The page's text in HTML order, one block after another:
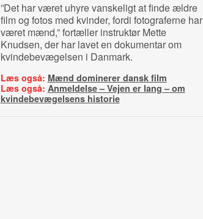
”Det har været uhyre vanskeligt at finde ældre
film og fotos med kvinder, fordi fotograferne har
været mænd,” fortæller instruktør Mette
Knudsen, der har lavet en dokumentar om
kvindebevægelsen i Danmark.
Læs også: Mænd dominerer dansk film
Læs også: Anmeldelse – Vejen er lang – om
kvindebevægelsens historie